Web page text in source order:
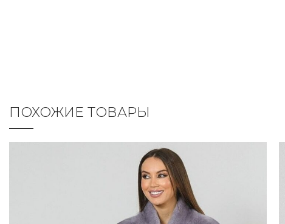
ПОХОЖИЕ ТОВАРЫ